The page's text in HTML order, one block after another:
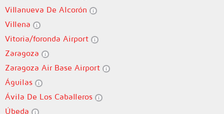
Villanueva De Alcorón
Villena
Vitoria/foronda Airport
Zaragoza
Zaragoza Air Base Airport
Águilas
Ávila De Los Caballeros
Úbeda